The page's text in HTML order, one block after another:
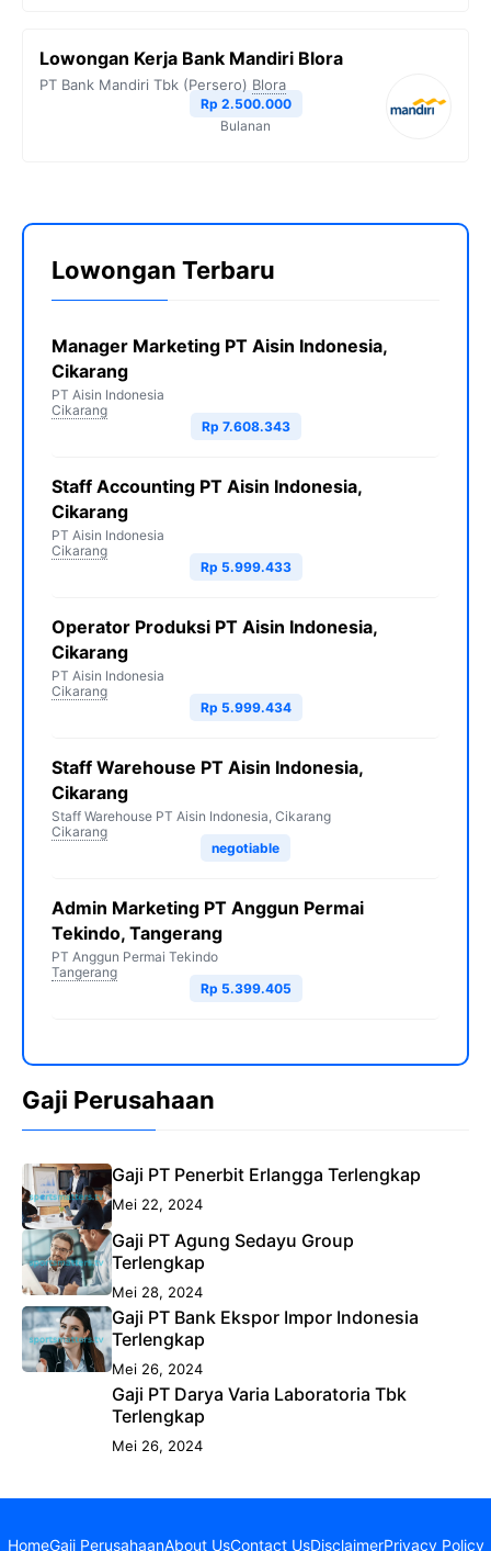
Lowongan Kerja Bank Mandiri Blora
PT Bank Mandiri Tbk (Persero) Blora
Rp 2.500.000
Bulanan
Lowongan Terbaru
Manager Marketing PT Aisin Indonesia,
Cikarang
PT Aisin Indonesia
Cikarang
Rp 7.608.343
Staff Accounting PT Aisin Indonesia,
Cikarang
PT Aisin Indonesia
Cikarang
Rp 5.999.433
Operator Produksi PT Aisin Indonesia,
Cikarang
PT Aisin Indonesia
Cikarang
Rp 5.999.434
Staff Warehouse PT Aisin Indonesia,
Cikarang
Staff Warehouse PT Aisin Indonesia, Cikarang
Cikarang
negotiable
Admin Marketing PT Anggun Permai
Tekindo, Tangerang
PT Anggun Permai Tekindo
Tangerang
Rp 5.399.405
Gaji Perusahaan
Gaji PT Penerbit Erlangga Terlengkap
Mei 22, 2024
Gaji PT Agung Sedayu Group
Terlengkap
Mei 28, 2024
Gaji PT Bank Ekspor Impor Indonesia
Terlengkap
Mei 26, 2024
Gaji PT Darya Varia Laboratoria Tbk
Terlengkap
Mei 26, 2024
HomeGaji PerusahaanAbout UsContact UsDisclaimerPrivacy Policy